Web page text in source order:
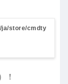
ja/store/cmdty
！